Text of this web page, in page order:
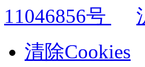
11046856号
清除Cookies